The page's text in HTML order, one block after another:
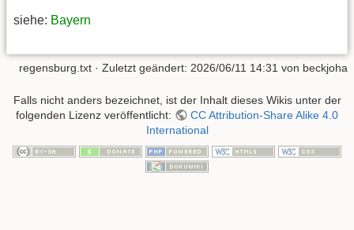
siehe: Bayern
regensburg.txt · Zuletzt geändert: 2026/06/11 14:31 von beckjoha
Falls nicht anders bezeichnet, ist der Inhalt dieses Wikis unter der
folgenden Lizenz veröffentlicht:
CC Attribution-Share Alike 4.0
International